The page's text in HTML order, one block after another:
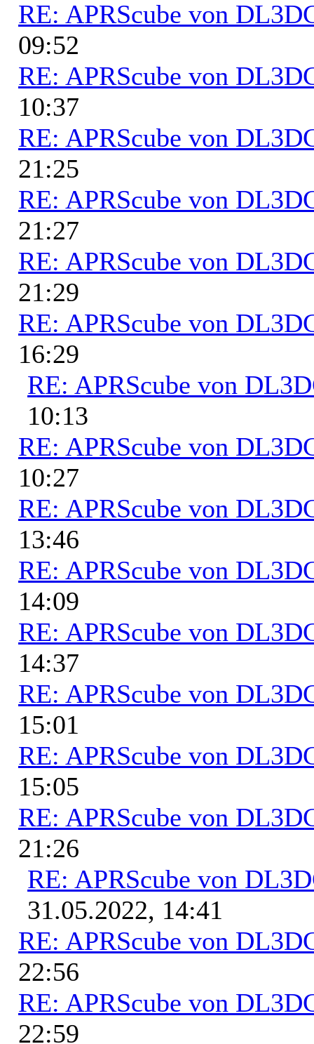
RE: APRScube von
09:52
RE: APRScube von
10:37
RE: APRScube von
21:25
RE: APRScube von
21:27
RE: APRScube von
21:29
RE: APRScube von
16:29
RE: APRScube von
10:13
RE: APRScube von
10:27
RE: APRScube von
13:46
RE: APRScube von
14:09
RE: APRScube von
14:37
RE: APRScube von
15:01
RE: APRScube von
15:05
RE: APRScube von
21:26
RE: APRScube von
31.05.2022, 14:41
RE: APRScube von
22:56
RE: APRScube von
22:59